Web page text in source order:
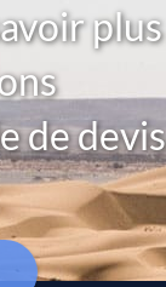
plus
de devis